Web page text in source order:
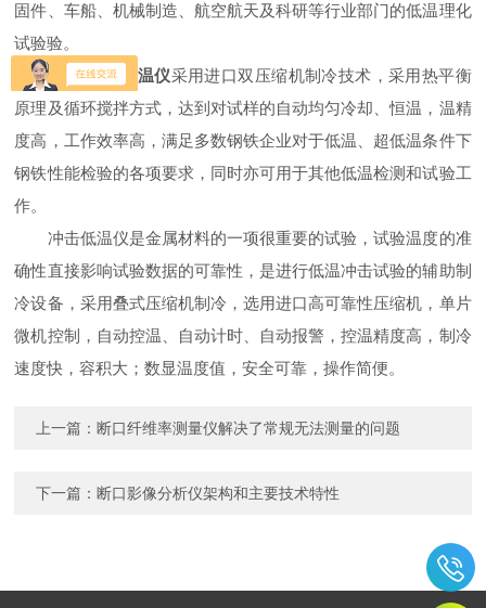
固件、车船、机械制造、航空航天及科研等行业部门的低温理化
试验验。
IH-60冲击低温仪采用进口双压缩机制冷技术，采用热平衡
原理及循环搅拌方式，达到对试样的自动均匀冷却、恒温，温精
度高，工作效率高，满足多数钢铁企业对于低温、超低温条件下
钢铁性能检验的各项要求，同时亦可用于其他低温检测和试验工
作。
冲击低温仪是金属材料的一项很重要的试验，试验温度的准
确性直接影响试验数据的可靠性，是进行低温冲击试验的辅助制
冷设备，采用叠式压缩机制冷，选用进口高可靠性压缩机，单片
微机控制，自动控温、自动计时、自动报警，控温精度高，制冷
速度快，容积大；数显温度值，安全可靠，操作简便。
上一篇： 断口纤维率测量仪解决了常规无法测量的问题
下一篇： 断口影像分析仪架构和主要技术特性